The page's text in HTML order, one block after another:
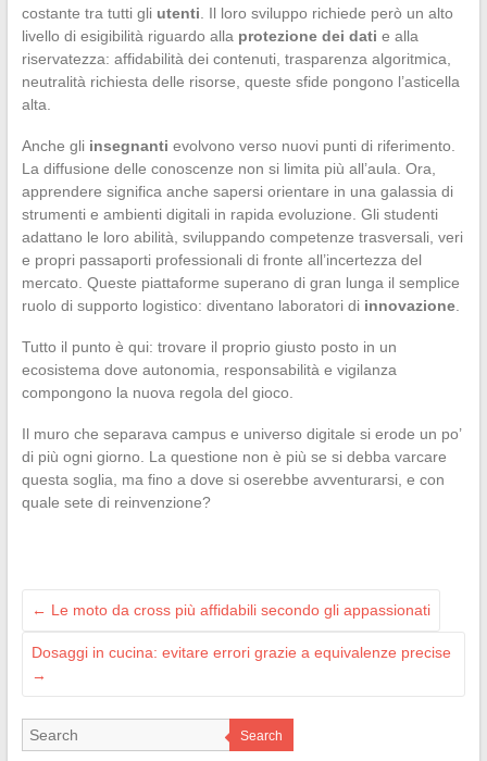
costante tra tutti gli utenti . Il loro sviluppo richiede però un alto
livello di esigibilità riguardo alla protezione dei dati e alla
riservatezza: affidabilità dei contenuti, trasparenza algoritmica,
neutralità richiesta delle risorse, queste sfide pongono l’asticella
alta.
Anche gli insegnanti evolvono verso nuovi punti di riferimento.
La diffusione delle conoscenze non si limita più all’aula. Ora,
apprendere significa anche sapersi orientare in una galassia di
strumenti e ambienti digitali in rapida evoluzione. Gli studenti
adattano le loro abilità, sviluppando competenze trasversali, veri
e propri passaporti professionali di fronte all’incertezza del
mercato. Queste piattaforme superano di gran lunga il semplice
ruolo di supporto logistico: diventano laboratori di innovazione.
Tutto il punto è qui: trovare il proprio giusto posto in un
ecosistema dove autonomia, responsabilità e vigilanza
compongono la nuova regola del gioco.
Il muro che separava campus e universo digitale si erode un po’
di più ogni giorno. La questione non è più se si debba varcare
questa soglia, ma fino a dove si oserebbe avventurarsi, e con
quale sete di reinvenzione?
← Le moto da cross più affidabili secondo gli appassionati
Dosaggi in cucina: evitare errori grazie a equivalenze precise
→
Search